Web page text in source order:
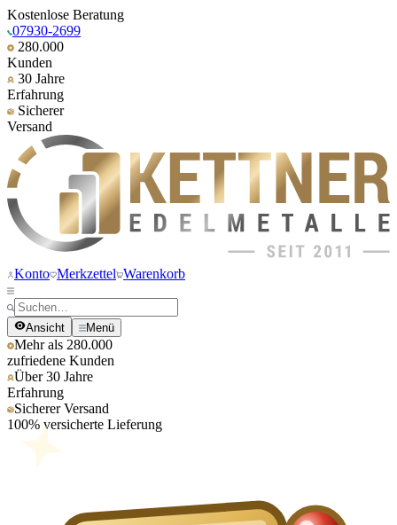
Kostenlose Beratung
07930-2699
280.000
Kunden
30 Jahre
Erfahrung
Sicherer
Versand
Konto Merkzettel Warenkorb
Ansicht Menü
Mehr als 280.000
zufriedene Kunden
Über 30 Jahre
Erfahrung
Sicherer Versand
100% versicherte Lieferung